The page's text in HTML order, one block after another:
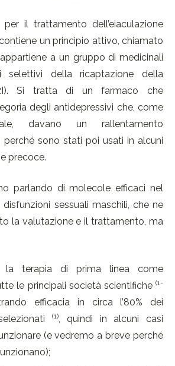
il trattamento dell’eiaculazione
un principio attivo, chiamato
appartiene a un gruppo di medicinali
selettivi della ricaptazione della
Si tratta di un farmaco che
degli antidepressivi che, come
davano un rallentamento
perché sono stati poi usati in alcuni
precoce.
parlando di molecole efficaci nel
sessuali maschili, che ne
la valutazione e il trattamento, ma
la terapia di prima linea come
le principali società scientifiche (1-
efficacia in circa l’80% dei
(1), quindi in alcuni casi
(e vedremo a breve perché